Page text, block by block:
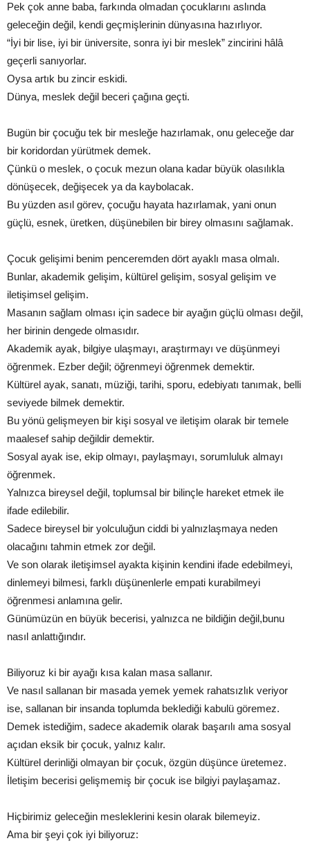
Pek çok anne baba, farkında olmadan çocuklarını aslında
geleceğin değil, kendi geçmişlerinin dünyasına hazırlıyor.
“İyi bir lise, iyi bir üniversite, sonra iyi bir meslek” zincirini hâlâ
geçerli sanıyorlar.
Oysa artık bu zincir eskidi.
Dünya, meslek değil beceri çağına geçti.
Bugün bir çocuğu tek bir mesleğe hazırlamak, onu geleceğe dar
bir koridordan yürütmek demek.
Çünkü o meslek, o çocuk mezun olana kadar büyük olasılıkla
dönüşecek, değişecek ya da kaybolacak.
Bu yüzden asıl görev, çocuğu hayata hazırlamak, yani onun
güçlü, esnek, üretken, düşünebilen bir birey olmasını sağlamak.
Çocuk gelişimi benim penceremden dört ayaklı masa olmalı.
Bunlar, akademik gelişim, kültürel gelişim, sosyal gelişim ve
iletişimsel gelişim.
Masanın sağlam olması için sadece bir ayağın güçlü olması değil,
her birinin dengede olmasıdır.
Akademik ayak, bilgiye ulaşmayı, araştırmayı ve düşünmeyi
öğrenmek. Ezber değil; öğrenmeyi öğrenmek demektir.
Kültürel ayak, sanatı, müziği, tarihi, sporu, edebiyatı tanımak, belli
seviyede bilmek demektir.
Bu yönü gelişmeyen bir kişi sosyal ve iletişim olarak bir temele
maalesef sahip değildir demektir.
Sosyal ayak ise, ekip olmayı, paylaşmayı, sorumluluk almayı
öğrenmek.
Yalnızca bireysel değil, toplumsal bir bilinçle hareket etmek ile
ifade edilebilir.
Sadece bireysel bir yolculuğun ciddi bi yalnızlaşmaya neden
olacağını tahmin etmek zor değil.
Ve son olarak iletişimsel ayakta kişinin kendini ifade edebilmeyi,
dinlemeyi bilmesi, farklı düşünenlerle empati kurabilmeyi
öğrenmesi anlamına gelir.
Günümüzün en büyük becerisi, yalnızca ne bildiğin değil,bunu
nasıl anlattığındır.
Biliyoruz ki bir ayağı kısa kalan masa sallanır.
Ve nasıl sallanan bir masada yemek yemek rahatsızlık veriyor
ise, sallanan bir insanda toplumda beklediği kabulü göremez.
Demek istediğim, sadece akademik olarak başarılı ama sosyal
açıdan eksik bir çocuk, yalnız kalır.
Kültürel derinliği olmayan bir çocuk, özgün düşünce üretemez.
İletişim becerisi gelişmemiş bir çocuk ise bilgiyi paylaşamaz.
Hiçbirimiz geleceğin mesleklerini kesin olarak bilemeyiz.
Ama bir şeyi çok iyi biliyoruz: